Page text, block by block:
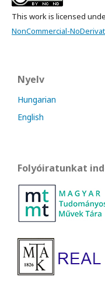
This work is licensed
NonCommercial-
Nyelv
Hungarian
English
Folyóiratunkat